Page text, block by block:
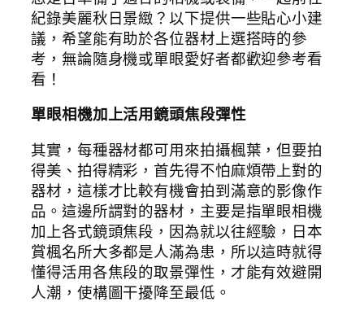
紀錄美麗秋日景緻？以下提供一些貼心小建
議，希望能有助於各位器材上選搭時的參
考，無論隨身機或單眼愛好者都歡迎參考看
看！
單眼相機加上活用鏡頭焦段彈性
其實，每種器材都可用來拍攝楓葉，但要拍
得美、拍得精彩，首先得不怕麻煩帶上對的
器材，這樣才比較有機會拍到滿意的影像作
品。這邊所謂對的器材，主要是指單眼相機
加上各式鏡頭焦段，因為就以往經驗，日本
賞楓名所大多都是人滿為患，所以這時就得
懂得活用各焦段的取景彈性，才能有效避開
人潮，使構圖干擾降至最低。